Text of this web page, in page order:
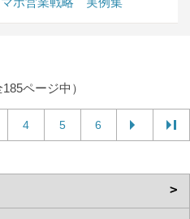
ページ中）
4 5 6